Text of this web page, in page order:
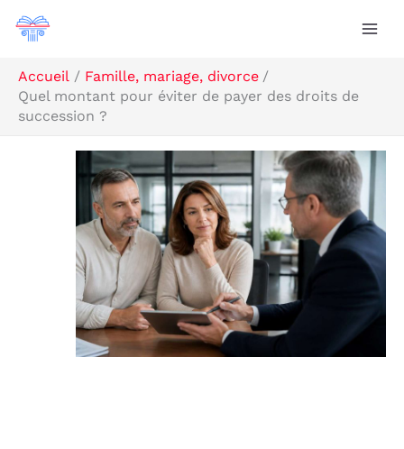
Aller
Accueil
Famille, mariage, divorce
Quel montant pour éviter de payer des droits de
succession ?
R
e
c
h